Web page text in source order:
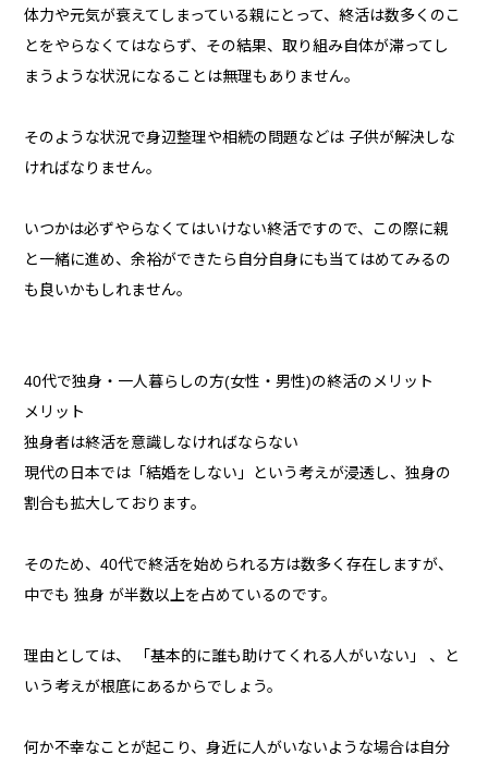
体力や元気が衰えてしまっている親にとって、終活は数多くのこ
とをやらなくてはならず、その結果、取り組み自体が滞ってし
まうような状況になることは無理もありません。
そのような状況で身辺整理や相続の問題などは 子供が解決しな
ければなりません。
いつかは必ずやらなくてはいけない終活ですので、この際に親
と一緒に進め、余裕ができたら自分自身にも当てはめてみるの
も良いかもしれません。
40代で独身・一人暮らしの方(女性・男性)の終活のメリット
メリット
独身者は終活を意識しなければならない
現代の日本では「結婚をしない」という考えが浸透し、独身の
割合も拡大しております。
そのため、40代で終活を始められる方は数多く存在しますが、
中でも 独身 が半数以上を占めているのです。
理由としては、 「基本的に誰も助けてくれる人がいない」 、と
いう考えが根底にあるからでしょう。
何か不幸なことが起こり、身近に人がいないような場合は自分